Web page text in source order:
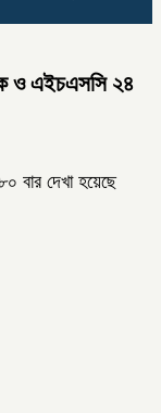
ও এইচএসসি ২৪
বার দেখা হয়েছে